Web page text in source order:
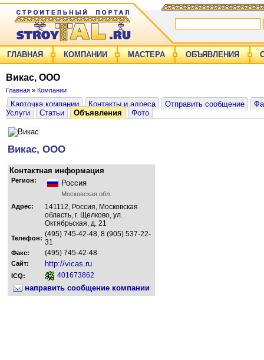
ГЛАВНАЯ КОМПАНИИ МАСТЕРА ОБЪЯВЛЕНИЯ
Викас, ООО
Главная » Компании
Карточка компании Контакты и адреса Отправить сообщение
Услуги
Статьи Объявления Фото
Викас, ООО
Контактная информация
Регион: Россия
Московская обл.
Адрес:
141112, Россия, Московская
область, г. Щелково, ул.
Октябрьская, д. 21
Телефон: (495) 745-42-48, 8 (905) 537-22-
31
Факс: (495) 745-42-48
Сайт: http://vicas.ru
ICQ: 401673862
направить сообщение компании